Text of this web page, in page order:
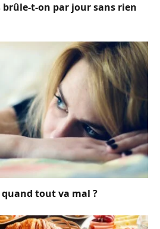
brûle-t-on par jour sans rien
tout va mal ?